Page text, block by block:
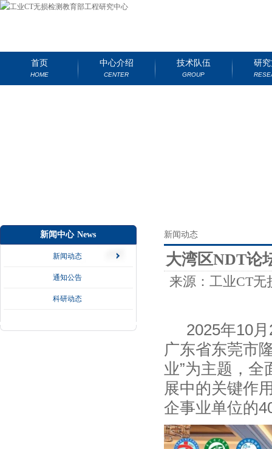
首页
HOME
中心介绍
CENTER
技术队伍
GROUP
研
新闻中心 News
新闻动态
通知公告
科研动态
新闻动态
大湾区NDT论
来源：工业CT无
2025年10
广东省东莞市
业”为主题，
展中的关键作
企事业单位的